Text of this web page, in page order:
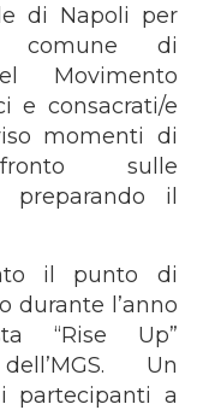
di Napoli per
comune di
Movimento
e consacrati/e
momenti di
sulle
preparando il
il punto di
durante l’anno
“Rise Up”
Un
partecipanti a